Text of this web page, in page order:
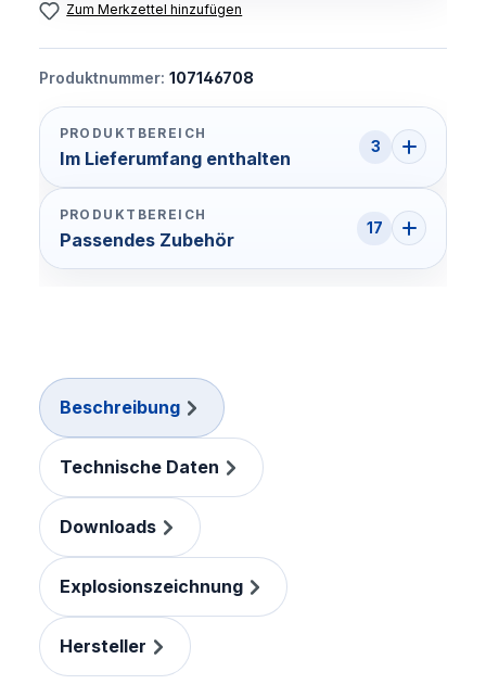
Zum Merkzettel hinzufügen
Produktnummer: 107146708
PRODUKTBEREICH
Im Lieferumfang enthalten
3
PRODUKTBEREICH
Passendes Zubehör
17
Beschreibung
Technische Daten
Downloads
Explosionszeichnung
Hersteller